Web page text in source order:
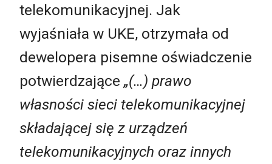
telekomunikacyjnej. Jak
wyjaśniała w UKE, otrzymała od
dewelopera pisemne oświadczenie
potwierdzające „(…) prawo
własności sieci telekomunikacyjnej
składającej się z urządzeń
telekomunikacyjnych oraz innych